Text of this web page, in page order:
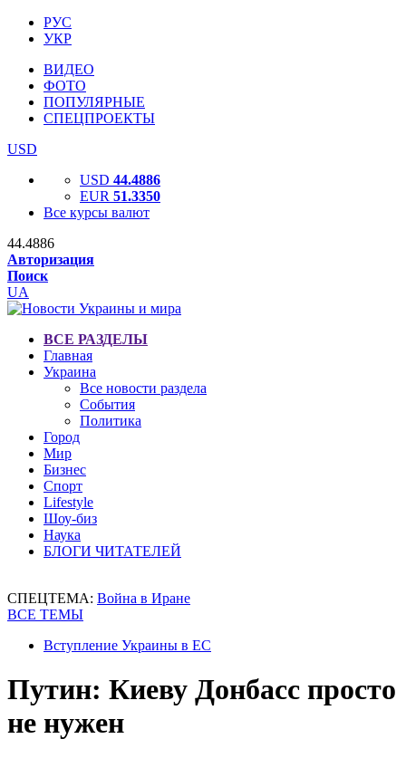
РУС
УКР
ВИДЕО
ФОТО
ПОПУЛЯРНЫЕ
СПЕЦПРОЕКТЫ
USD
USD 44.4886
EUR 51.3350
Все курсы валют
44.4886
Авторизация
Поиск
UA
ВСЕ РАЗДЕЛЫ
Главная
Украина
Все новости раздела
События
Политика
Город
Мир
Бизнес
Спорт
Lifestyle
Шоу-биз
Наука
БЛОГИ ЧИТАТЕЛЕЙ
СПЕЦТЕМА: Война в Иране
ВСЕ ТЕМЫ
Вступление Украины в ЕС
Путин: Киеву Донбасс просто
не нужен